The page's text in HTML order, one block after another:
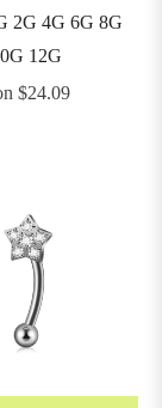
2G 4G 6G 8G
12G
$24.09